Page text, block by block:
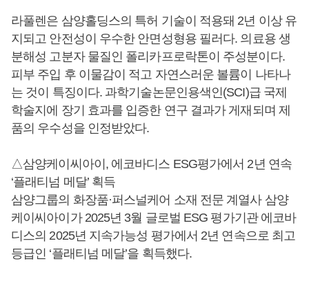
라풀렌은 삼양홀딩스의 특허 기술이 적용돼 2년 이상 유
지되고 안전성이 우수한 안면성형용 필러다. 의료용 생
분해성 고분자 물질인 폴리카프로락톤이 주성분이다.
피부 주입 후 이물감이 적고 자연스러운 볼륨이 나타나
는 것이 특징이다. 과학기술논문인용색인(SCI)급 국제
학술지에 장기 효과를 입증한 연구 결과가 게재되며 제
품의 우수성을 인정받았다.
△삼양케이씨아이, 에코바디스 ESG평가에서 2년 연속
‘플래티넘 메달’ 획득
삼양그룹의 화장품·퍼스널케어 소재 전문 계열사 삼양
케이씨아이가 2025년 3월 글로벌 ESG 평가기관 에코바
디스의 2025년 지속가능성 평가에서 2년 연속으로 최고
등급인 ‘플래티넘 메달’을 획득했다.